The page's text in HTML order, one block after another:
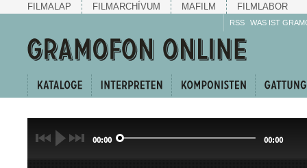
FILMALAP FILMARCHÍVUM MAFILM FILMLABOR
RSS WAS IST
00:00 00:00